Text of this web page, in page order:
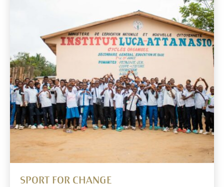
SPORT FOR CHANGE